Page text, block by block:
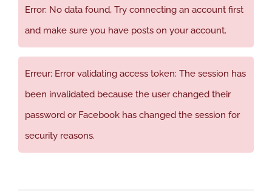
Error: No data found, Try connecting an account first
and make sure you have posts on your account.
Erreur: Error validating access token: The session has
been invalidated because the user changed their
password or Facebook has changed the session for
security reasons.